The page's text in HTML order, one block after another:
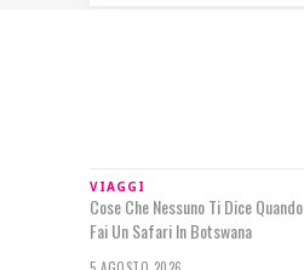
VIAGGI
Cose Che Nessuno Ti Dice Quando
Fai Un Safari In Botswana